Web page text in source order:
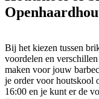
Bij het kiezen tussen
voordelen en
maken voor jouw
je order voor houtskool
16:00 en je kunt er de